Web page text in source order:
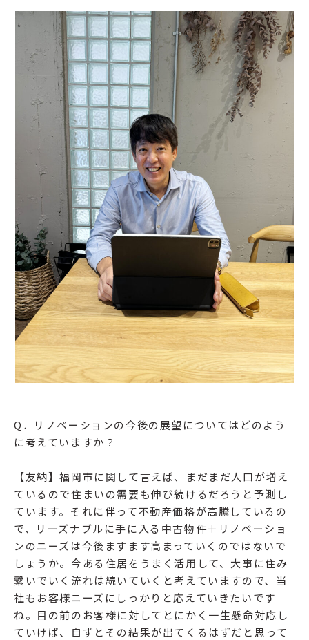
Q．リノベーションの今後の展望についてはどのよう
に考えていますか？
【友納】福岡市に関して言えば、まだまだ人口が増え
ているので住まいの需要も伸び続けるだろうと予測し
ています。それに伴って不動産価格が高騰しているの
で、リーズナブルに手に入る中古物件＋リノベーショ
ンのニーズは今後ますます高まっていくのではないで
しょうか。今ある住居をうまく活用して、大事に住み
繋いでいく流れは続いていくと考えていますので、当
社もお客様ニーズにしっかりと応えていきたいです
ね。目の前のお客様に対してとにかく一生懸命対応し
ていけば、自ずとその結果が出てくるはずだと思って